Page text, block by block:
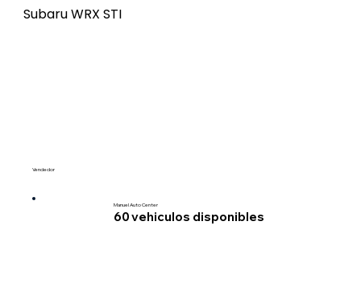
Subaru WRX STI
Vendedor
Manuel Auto Center
60vehiculos disponibles